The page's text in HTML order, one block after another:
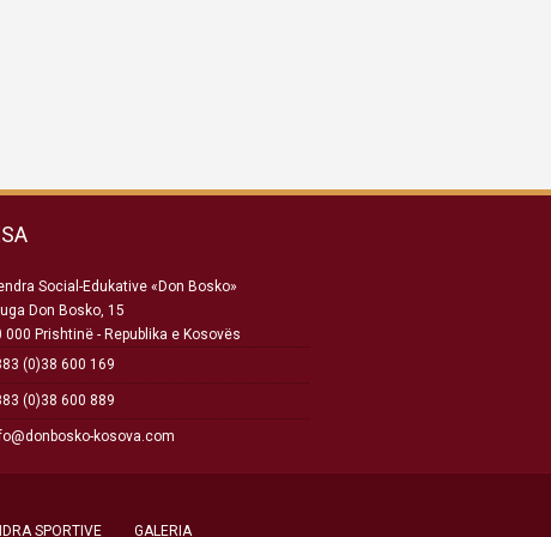
Social-Edukative «Don Bosko»
Don Bosko, 15
000 Prishtinë - Republika e Kosovës
(0)38 600 169
(0)38 600 889
kosova.com
SPORTIVE GALERIA